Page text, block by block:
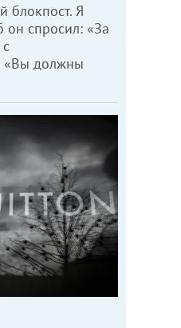
блокпост. Я
он спросил: «За
«Вы должны